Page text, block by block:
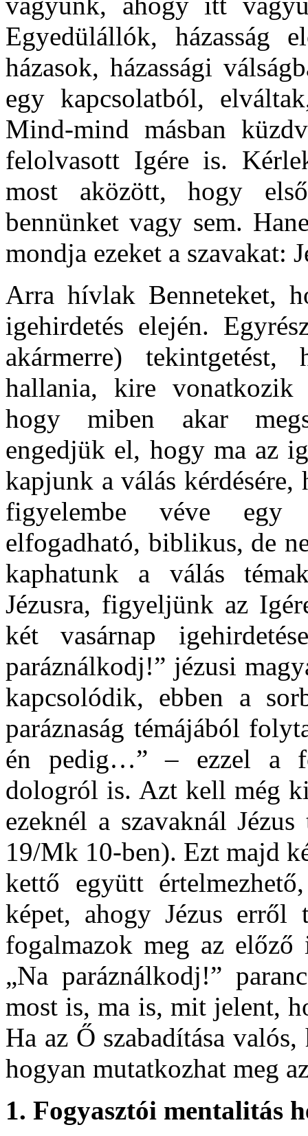
Egyedülállók, házasság
házasok, házassági
egy kapcsolatból,
Mind-mind másban
felolvasott Igére is.
most aközött, hogy
bennünket vagy sem.
mondja ezeket a szavakat:
Arra hívlak Benneteket,
igehirdetés elején.
akármerre)
hallania, kire vonatkozik
hogy miben akar
engedjük el, hogy ma az
kapjunk a válás kérdésére,
figyelembe véve egy
elfogadható, biblikus, de
kaphatunk a válás
Jézusra, figyeljünk az
két vasárnap
paráználkodj!” jézusi
kapcsolódik, ebben a
paráznaság témájából
én pedig…” – ezzel a
dologról is. Azt kell még
ezeknél a szavaknál
19/Mk 10-ben). Ezt majd
kettő együtt
képet, ahogy Jézus erről
fogalmazok meg az előző
„Na paráználkodj!”
most is, ma is, mit jelent,
Ha az Ő szabadítása
hogyan mutatkozhat meg
1. Fogyasztói mentalitás